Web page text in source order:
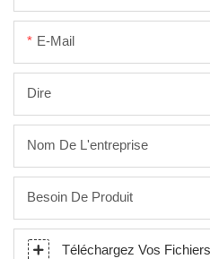
E-Mail
Dire
Nom De L'entreprise
Besoin De Produit
Téléchargez Vos Fichiers